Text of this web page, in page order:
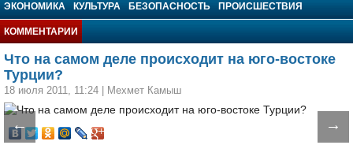
ЭКОНОМИКА КУЛЬТУРА БЕЗОПАСНОСТЬ ПРОИСШЕСТВИЯ
КОММЕНТАРИИ
Что на самом деле происходит на юго-востоке
Турции?
18 июля 2011, 11:24 Мехмет Камыш
← →